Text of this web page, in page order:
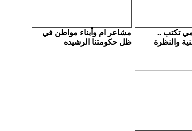
تكتب ..
والنظرة
مشاعر ام وأبناء مواطن في
ظل حكومتنا الرشيده